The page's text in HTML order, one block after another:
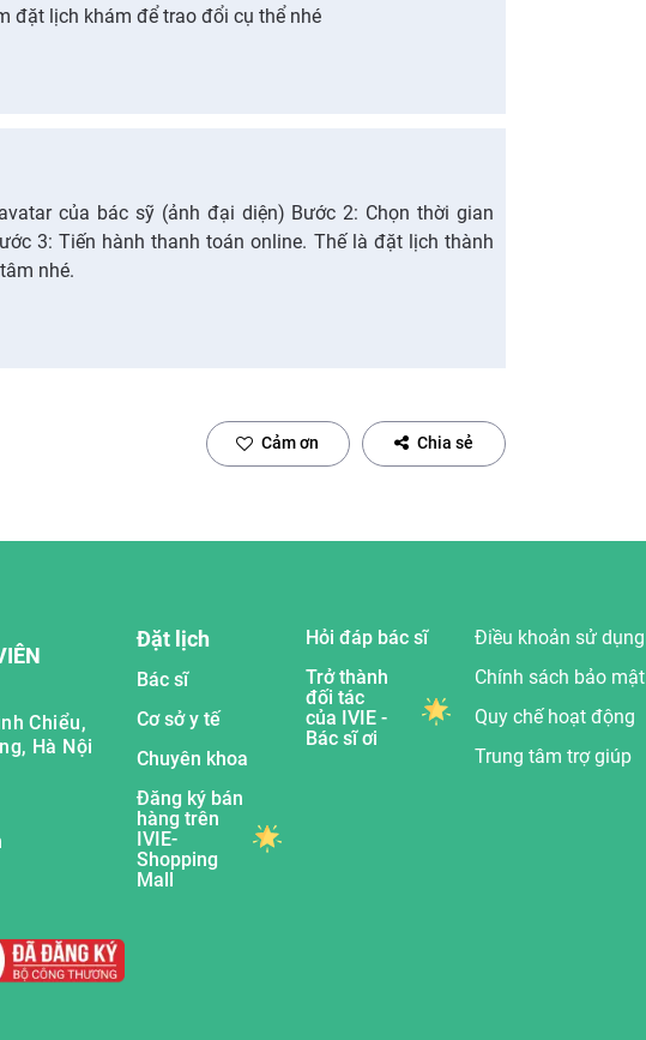
đặt lịch khám để trao đổi cụ thể nhé
của bác sỹ (ảnh đại diện) Bước 2: Chọn thời gian
3: Tiến hành thanh toán online. Thế là đặt lịch thành
nhé.
Cảm ơn Chia sẻ
Chiểu,
Hà Nội
Đặt lịch
Bác sĩ
Cơ sở y tế
Chuyên khoa
Đăng ký bán
hàng trên
IVIE-
Shopping
Mall
Hỏi đáp bác sĩ
Trở thành
đối tác
của IVIE -
Bác sĩ ơi
Điều khoản sử dụng
Chính sách bảo mật
Quy chế hoạt động
Trung tâm trợ giúp